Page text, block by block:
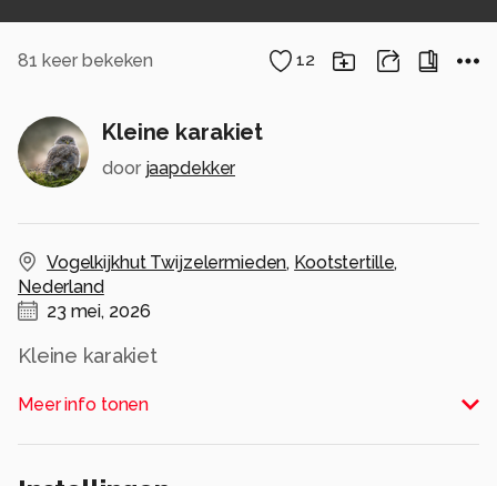
81 keer bekeken 12
Kleine karakiet
door jaapdekker
Vogelkijkhut Twijzelermieden, Kootstertille,
Nederland
23 mei, 2026
Kleine karakiet
Alle rechten voorbehouden
Meer info tonen